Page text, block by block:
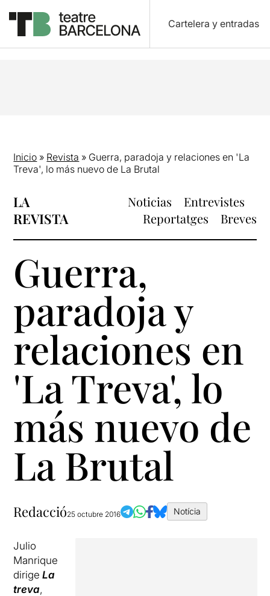
Cartelera y entradas
Inicio » Revista » Guerra, paradoja y relaciones en 'La
Treva', lo más nuevo de La Brutal
LA
REVISTA
Noticias
Entrevistes
Reportatges
Breves
Guerra,
paradoja y
relaciones en
'La Treva', lo
más nuevo de
La Brutal
Redacció25 octubre 2016 Notícia
Julio
Manrique
dirige La
treva,